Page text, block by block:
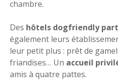
chambre.
Des hôtels dogfriendly
également leurs
leur petit plus : prêt de
friandises… Un accueil
amis à quatre pattes.